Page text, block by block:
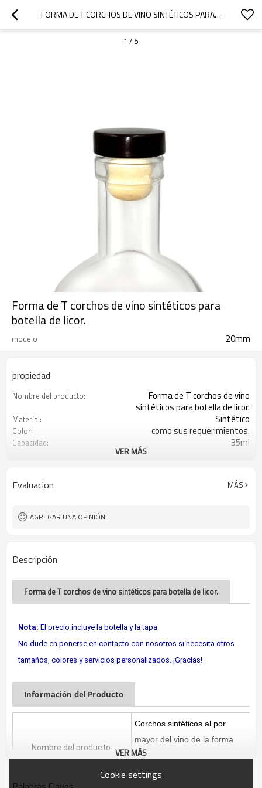
FORMA DE T CORCHOS DE VINO SINTÉTICOS PARA BOTELLA DE LICOR.
1 / 5
Forma de T corchos de vino sintéticos para
botella de licor.
modelo 20mm
propiedad
Nombre del producto:
Forma de T corchos de vino
sintéticos para botella de licor.
Material: Sintético
Color: como sus requerimientos.
Capacidad: 35ml
Shangai, Qingdao o Lianyungang
Bienvenido
VER MÁS
Evaluacion MÁS
AGREGAR UNA OPINIÓN
Descripción
Forma de T corchos de vino sintéticos para botella de licor.
Nota: El precio incluye la botella y la tapa.
No dude en ponerse en contacto con nosotros si necesita otros
tamaños, colores y servicios personalizados. ¡Gracias!
Información del Producto
Nombre del producto:
Corchos sintéticos al por
mayor del vino de la forma
superior de aluminio T para la
botella del licor
VER MÁS
Cookie settings